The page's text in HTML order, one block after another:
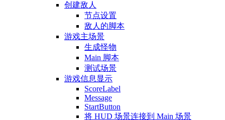
创建敌人
节点设置
敌人的脚本
游戏主场景
生成怪物
Main 脚本
测试场景
游戏信息显示
ScoreLabel
Message
StartButton
将 HUD 场景连接到 Main 场景